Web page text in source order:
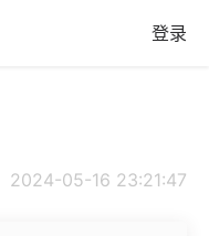
登录
2024-05-16 23:21:47